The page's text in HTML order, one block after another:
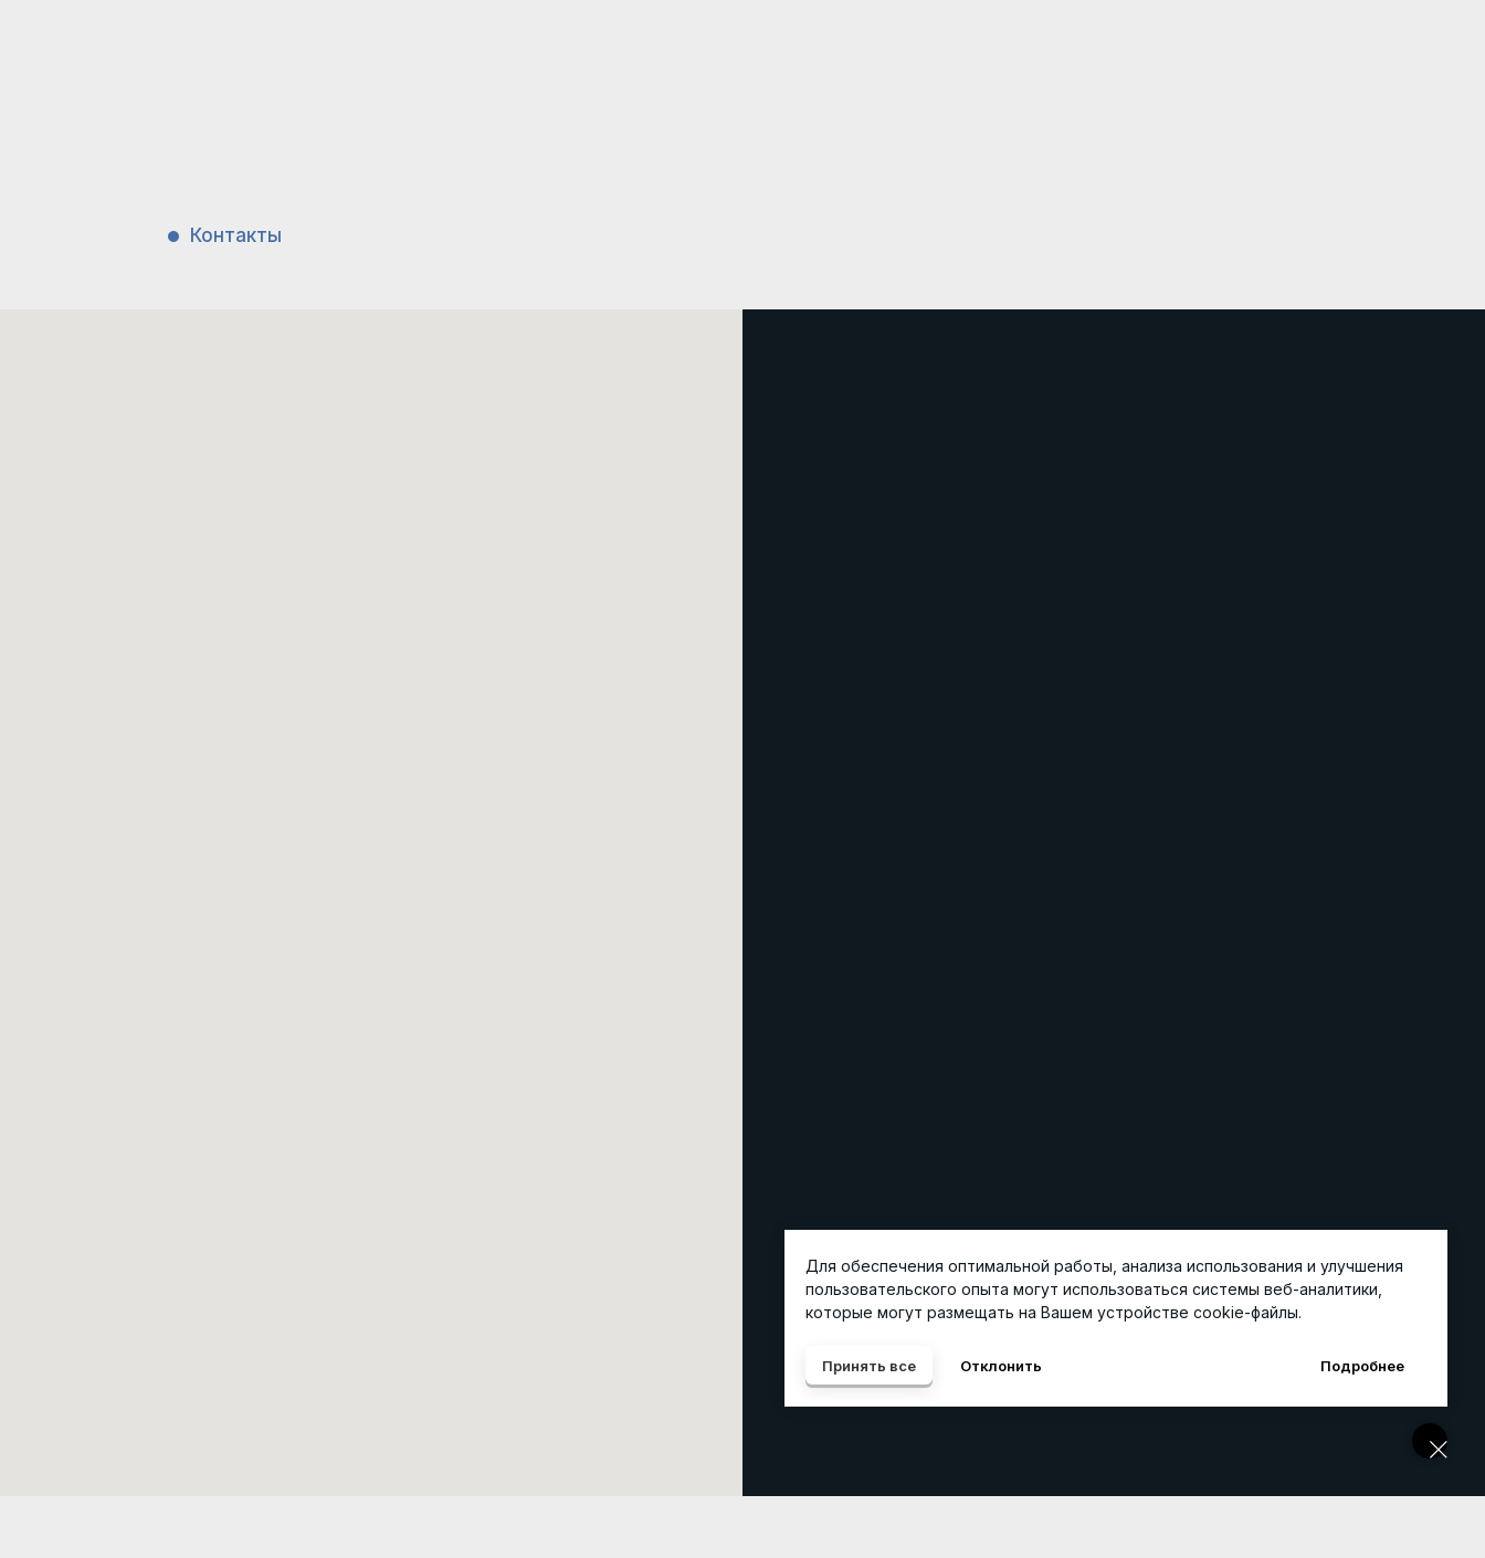
Контакты
Для обеспечения оптимальной работы, анализа использования и улучшения
пользовательского опыта могут использоваться системы веб-аналитики,
которые могут размещать на Вашем устройстве cookie-файлы.
Принять все Отклонить Подробнее